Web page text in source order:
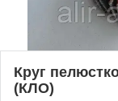
Круг
(КЛО)